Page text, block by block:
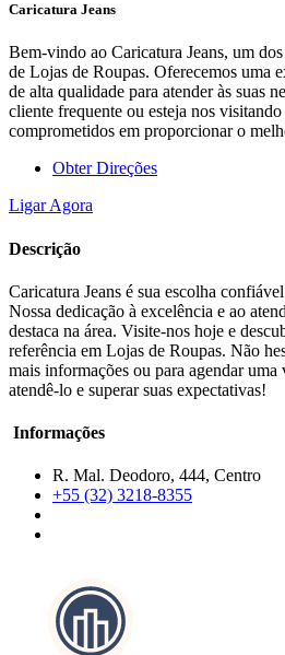
Caricatura Jeans
Bem-vindo ao Caricatura Jeans, um
de Lojas de Roupas. Oferecemos uma
de alta qualidade para atender às suas
cliente frequente ou esteja nos
comprometidos em proporcionar o
Obter Direções
Ligar Agora
Descrição
Caricatura Jeans é sua escolha
Nossa dedicação à excelência e ao
destaca na área. Visite-nos hoje e
referência em Lojas de Roupas. Não
mais informações ou para agendar uma
atendê-lo e superar suas expectativas!
Informações
R. Mal. Deodoro, 444, Centro
+55 (32) 3218-8355